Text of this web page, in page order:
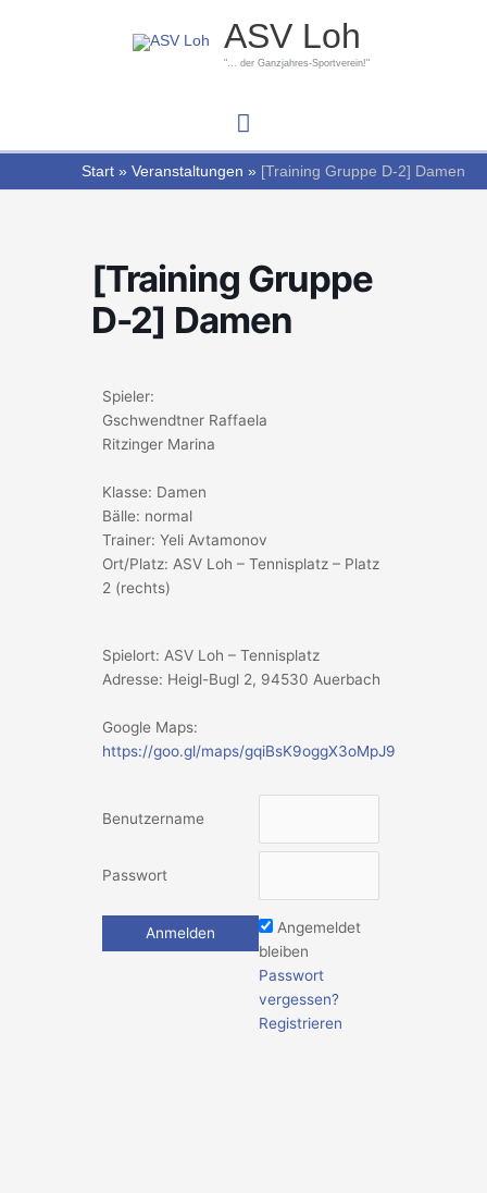
ASV Loh
"... der Ganzjahres-Sportverein!"
Hauptmenü
Start Veranstaltungen [Training Gruppe D-2] Damen
[Training Gruppe
D-2] Damen
Spieler:
Gschwendtner Raffaela
Ritzinger Marina
Klasse: Damen
Bälle: normal
Trainer: Yeli Avtamonov
Ort/Platz: ASV Loh – Tennisplatz – Platz
2 (rechts)
Spielort: ASV Loh – Tennisplatz
Adresse: Heigl-Bugl 2, 94530 Auerbach
Google Maps:
https://goo.gl/maps/gqiBsK9oggX3oMpJ9
Benutzername
Passwort
Angemeldet
bleiben
Passwort
vergessen?
Registrieren